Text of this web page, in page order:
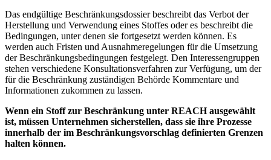
Das endgültige Beschränkungsdossier beschreibt das Verbot der
Herstellung und Verwendung eines Stoffes oder es beschreibt die
Bedingungen, unter denen sie fortgesetzt werden können. Es
werden auch Fristen und Ausnahmeregelungen für die Umsetzung
der Beschränkungsbedingungen festgelegt. Den Interessengruppen
stehen verschiedene Konsultationsverfahren zur Verfügung, um der
für die Beschränkung zuständigen Behörde Kommentare und
Informationen zukommen zu lassen.
Wenn ein Stoff zur Beschränkung unter REACH ausgewählt
ist, müssen Unternehmen sicherstellen, dass sie ihre Prozesse
innerhalb der im Beschränkungsvorschlag definierten Grenzen
halten können.